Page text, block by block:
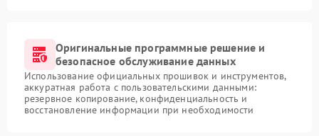
Оригинальные программные решение и
безопасное обслуживание данных
Использование официальных прошивок и инструментов,
аккуратная работа с пользовательскими данными:
резервное копирование, конфиденциальность и
восстановление информации при необходимости